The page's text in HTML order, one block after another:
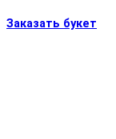
Заказать букет